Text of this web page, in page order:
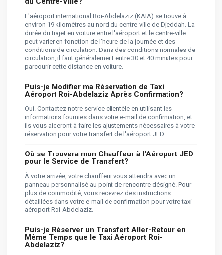
L'aéroport international Roi-Abdelaziz (KAIA) se trouve à
environ 19 kilomètres au nord du centre-ville de Djeddah. La
durée du trajet en voiture entre l'aéroport et le centre-ville
peut varier en fonction de l'heure de la journée et des
conditions de circulation. Dans des conditions normales de
circulation, il faut généralement entre 30 et 40 minutes pour
parcourir cette distance en voiture.
Puis-je Modifier ma Réservation de Taxi
Aéroport Roi-Abdelaziz Après Confirmation?
Oui. Contactez notre service clientèle en utilisant les
informations fournies dans votre e-mail de confirmation, et
ils vous aideront à faire les ajustements nécessaires à votre
réservation pour votre transfert de l'aéroport JED.
Où se Trouvera mon Chauffeur à l'Aéroport JED
pour le Service de Transfert?
À votre arrivée, votre chauffeur vous attendra avec un
panneau personnalisé au point de rencontre désigné. Pour
plus de commodité, vous recevrez des instructions
détaillées dans votre e-mail de confirmation pour votre taxi
aéroport Roi-Abdelaziz.
Puis-je Réserver un Transfert Aller-Retour en
Même Temps que le Taxi Aéroport Roi-
Abdelaziz?